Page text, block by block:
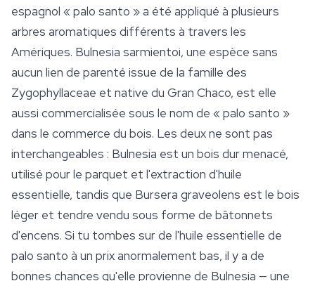
espagnol « palo santo » a été appliqué à plusieurs
arbres aromatiques différents à travers les
Amériques. Bulnesia sarmientoi, une espèce sans
aucun lien de parenté issue de la famille des
Zygophyllaceae et native du Gran Chaco, est elle
aussi commercialisée sous le nom de « palo santo »
dans le commerce du bois. Les deux ne sont pas
interchangeables : Bulnesia est un bois dur menacé,
utilisé pour le parquet et l'extraction d'huile
essentielle, tandis que Bursera graveolens est le bois
léger et tendre vendu sous forme de bâtonnets
d'encens. Si tu tombes sur de l'huile essentielle de
palo santo à un prix anormalement bas, il y a de
bonnes chances qu'elle provienne de Bulnesia — une